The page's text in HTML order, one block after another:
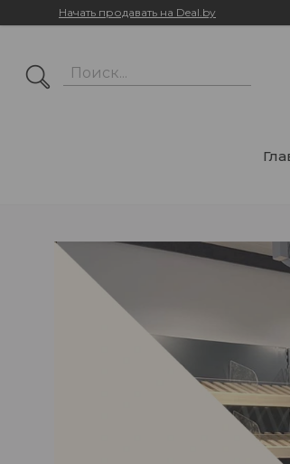
Начать продавать на Deal.by